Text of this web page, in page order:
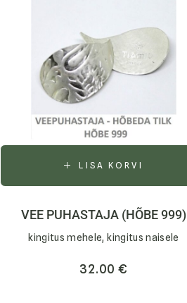
LISA KORVI
VEE PUHASTAJA (HÕBE 999)
kingitus mehele, kingitus naisele
32.00 €